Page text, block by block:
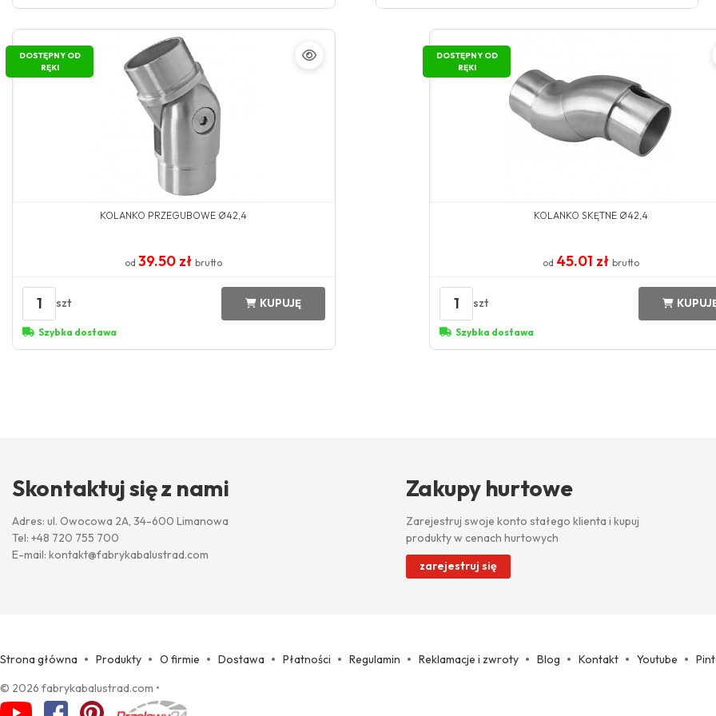
DOSTĘPNY OD
RĘKI
KOLANKO PRZEGUBOWE Ø42,4
od39.50 złbrutto
1 szt KUPUJĘ
Szybka dostawa
DOSTĘPNY OD
RĘKI
KOLANKO SKĘTNE Ø42,4
od 45.01 zł brutto
1 szt
Szybka dostawa
Skontaktuj się z nami
Adres: ul. Owocowa 2A, 34-600 Limanowa
Tel: +48 720 755 700
E-mail: kontakt@fabrykabalustrad.com
Zakupy hurtowe
Zarejestruj swoje konto stałego klienta i kupuj
produkty w cenach hurtowych
zarejestruj się
Strona główna Produkty O firmie Dostawa Płatności Regulamin Reklamacje i zwroty Blog Kontakt Youtube
© 2026 fabrykabalustrad.com •